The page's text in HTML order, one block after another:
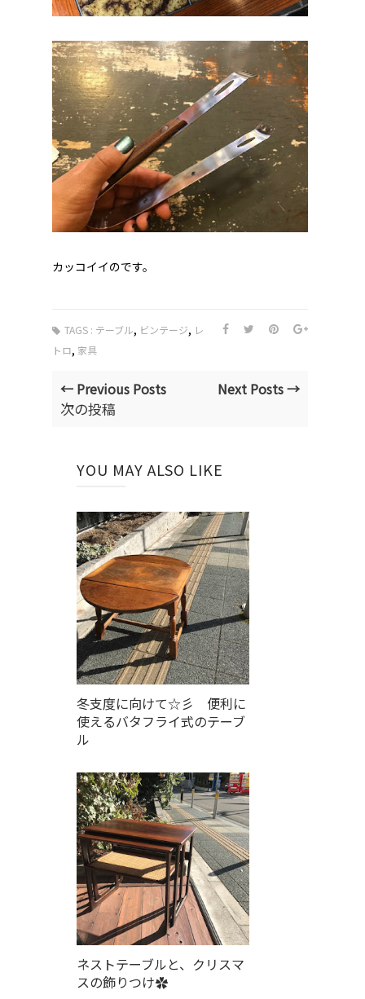
カッコイイのです。
TAGS : テーブル, ビンテージ, レ
トロ, 家具
← Previous Posts
次の投稿
Next Posts →
YOU MAY ALSO LIKE
冬支度に向けて☆彡 便利に
使えるバタフライ式のテーブ
ル
ネストテーブルと、クリスマ
スの飾りつけ✿